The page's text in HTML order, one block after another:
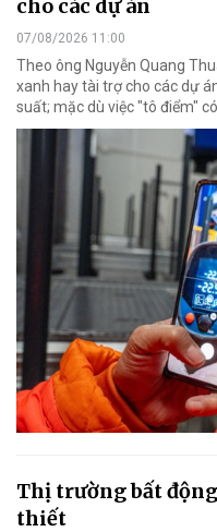
cho các dự án
07/08/2026 11:00
Theo ông Nguyễn Quang
xanh hay tài trợ cho các dự
suất; mặc dù việc "tô điểm"
Thị trường bất
thiết